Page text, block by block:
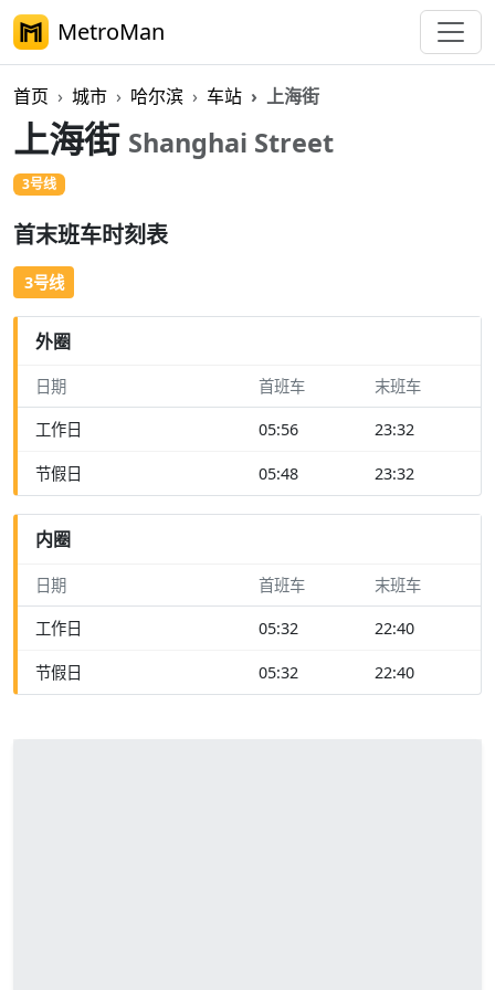
MetroMan
首页 城市 哈尔滨 车站 上海街
上海街 Shanghai Street
3号线
首末班车时刻表
3号线
外圈
日期 首班车 末班车
工作日 05:56 23:32
节假日 05:48 23:32
内圈
日期 首班车 末班车
工作日 05:32 22:40
节假日 05:32 22:40